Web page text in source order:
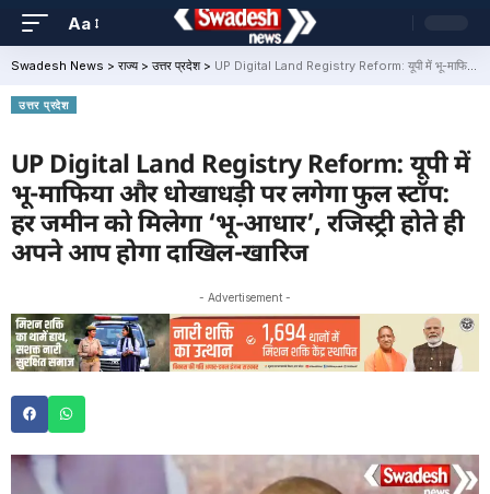
Aa
Swadesh News > राज्य> उत्तर प्रदेश> UP Digital Land Registry Reform: यूपी में भू-माफिया और धोखाधड़ी पर लगेगा फुल स्टॉप: हर जमीन को मिलेगा ‘भू-आधार’, रजिस्ट्री होते ही अपने आप होगा दाखिल-खारिज
उत्तर प्रदेश
UP Digital Land Registry Reform: यूपी में
भू-माफिया और धोखाधड़ी पर लगेगा फुल स्टॉप:
हर जमीन को मिलेगा ‘भू-आधार’, रजिस्ट्री होते ही
अपने आप होगा दाखिल-खारिज
- Advertisement -